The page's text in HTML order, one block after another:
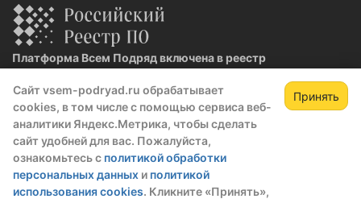
Сайт vsem-podryad.ru обрабатывает
cookies, в том числе с помощью сервиса веб-
аналитики Яндекс.Метрика, чтобы сделать
сайт удобней для вас. Пожалуйста,
ознакомьтесь с политикой обработки
персональных данных и политикой
использования cookies. Кликните «Принять»,
Принять
Платформа Всем Подряд включена в реестр
Реестровая запись №32021 от 06.02.2026
Политика конфиденциальности
О компании